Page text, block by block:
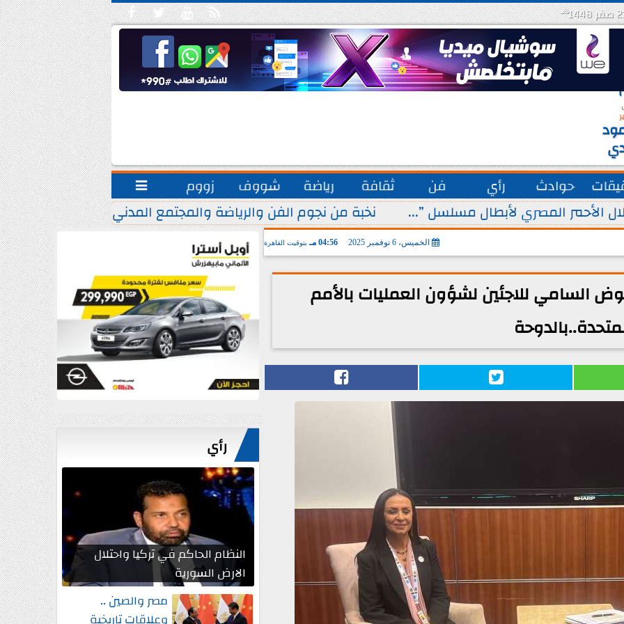
   

هـ
حوادث رأي فن ثقافة رياضة شووف زووم 
الأحمر المصري لأبطال مسلسل ”... نخبة من نجوم الفن والرياضة والمجتمع المدني.. يشاركون
الخميس، 6 نوفمبر 2025 04:56 مـ بتوقيت القاهرة
السامي للاجئين لشؤون العمليات بالأمم
رأي
النظام الحاكم في تركيا واحتلال
الارض السورية
مصر والصين ..
وعلاقات تاريخية